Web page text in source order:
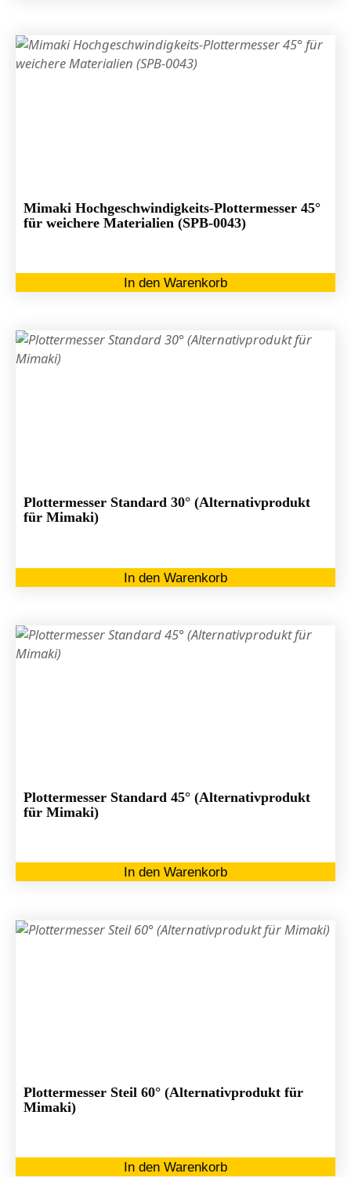
Mimaki Hochgeschwindigkeits-Plottermesser 45°
für weichere Materialien (SPB-0043)
In den Warenkorb
Plottermesser Standard 30° (Alternativprodukt
für Mimaki)
In den Warenkorb
Plottermesser Standard 45° (Alternativprodukt
für Mimaki)
In den Warenkorb
Plottermesser Steil 60° (Alternativprodukt für
Mimaki)
In den Warenkorb